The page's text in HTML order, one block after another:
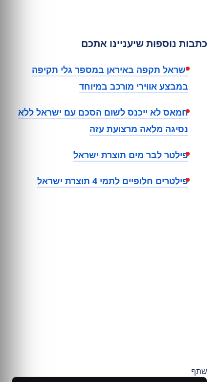
כתבות נוספות שיעניינו אתכם
ישראל תקפה באיראן במספר גלי תקיפה
במבצע אווירי מורכב במיוחד
חמאס לא ייכנס לשום הסכם עם ישראל ללא
נסיגה מלאה מרצועת עזה
פילטר לבר מים תוצרת ישראל
פילטרים חלופיים לתמי 4 תוצרת ישראל
שתף